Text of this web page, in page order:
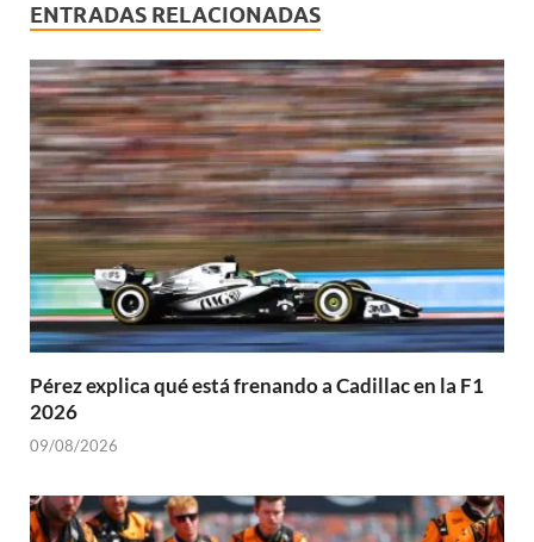
ENTRADAS RELACIONADAS
Pérez explica qué está frenando a Cadillac en la F1
2026
09/08/2026